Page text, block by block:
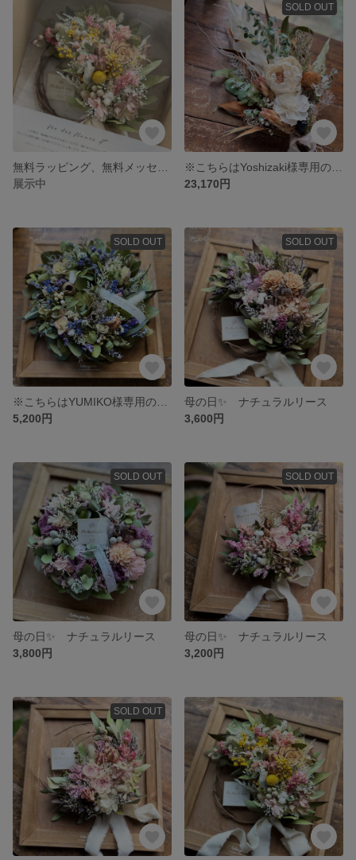
展示中
SOLD OUT
23,170円
SOLD OUT
5,200円
SOLD OUT
母の日✨ ナチュラルリース
3,600円
SOLD OUT
母の日✨ ナチュラルリース
3,800円
SOLD OUT
母の日✨ ナチュラルリース
3,200円
SOLD OUT